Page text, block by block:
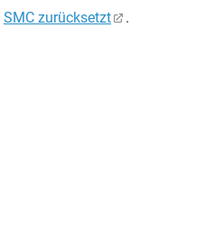
SMC zurücksetzt .